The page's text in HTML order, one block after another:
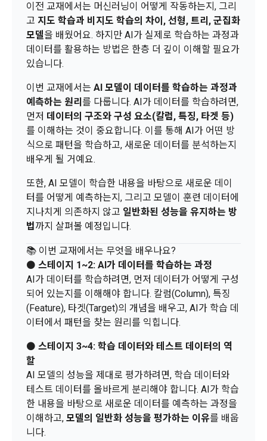
선정하는 제반 행위를 말한다.
7. “대회"라 함은 “기업회원”이 인력을 채용하거나 또는 솔루션
을 크라우드소싱하기 위하여 “회사"에 의뢰하는 경연대회 또는
해커톤, AI해커톤, AI경진대회 등을 말한다.
8. “교육”이라 함은 “회사”가  제공하는 교육컨텐츠를 포함한 온
라인/오프라인 교육서비스를 말한다.
9. "아이디"라 함은 회원의 식별과 회원의 서비스 이용을 위하여
"회원"이 가입 시 사용한 이메일 주소를 말한다.
10. "비밀번호"라 함은 "회사"의 서비스를 이용하려는 사람이 아
이디를 부여받은 자와 동일인임을 확인하고 "회원"의 권익을 보
호하기 위하여 "회원"이 선정한 문자와 숫자의 조합 또는 이와
한다.
제 3 조 (효력의 발생 및 변경)
생한다.
1. "회사"는 이 약관의 내용과 상호, 영업소 소재지, 대표자의 성
명, 사업자등록번호, 연락처 등을 "회원"이 알 수 있도록 초기 화
면에 게시하거나 기타의 방법으로 "회원"에게 공지해야 한다.
2. "회사"는 약관의규제등에관한법률, 전기통신기본법, 전기통
신사업법, 정보통신망이용촉진등에관한법률, 전자상거래 등에
자금융거래법, 전자서명법, 소비자기본법, 개인정보보호법 등
관련법을 위배하지 않는 범위에서 이 약관을 개정할 수 있다.
3. "회사"는 "서비스"에 대해 별도의 이용약관 또는 정책(이하
“별도약관”)을 둘 수 있으며, 그 내용이 이 약관과 충돌하는 경우
“별도약관”이 우선하여 적용된다.
4. “회사”의 영업상 중요한 사유 또는 관계 법령에 의한 변경사
2. 개인정보의 수집 및 이용목적
데이콘 주식회사(이하 “회사”)는 다음 목적을 위하여 개인정보
를 수집하고 있으며, 다음 목적 이외의 용도로는 수집한 개인정
보를 이용하지 않습니다.
1) 회원관리
회원제 서비스 이용에 따른 본인확인, 본인의 의사확인, 고객문
의에 대한 응답, 새로운 정보의 소개 및 고지사항 전달
2) 서비스 제공에 관한 계약 이행 및 서비스 제공에 따른 요금정
본인인증, 채용정보 매칭 및 컨텐츠 제공을 위한 개인식별, 회원
간의 상호 연락, 구매 및 요금 결제, 물품 및 증빙발송, 부정 이용
방지와 비인가 사용방지
3) 서비스 개발 및 마케팅ㆍ광고 활용
맞춤 서비스 제공, 서비스 안내 및 이용권유, 서비스 개선 및 신
규 서비스 개발을 위한 통계 및 접속빈도 파악, 통계학적 특성에
따른 광고, 이벤트 정보 및 참여기회 제공
를 위한 데이터 분석
3. 수집하는 개인정보 항목 및 수집방법
가. 수집하는 개인정보의 항목
1) 회원가입 시 수집하는 항목
2021.05.25
이전 교재에서는 머신러닝이 어떻게 작동하는지, 그리
고 지도 학습과 비지도 학습의 차이, 선형, 트리, 군집화
모델을 배웠어요. 하지만 AI가 실제로 학습하는 과정과
데이터를 활용하는 방법은 한층 더 깊이 이해할 필요가
있습니다.
이번 교재에서는 AI 모델이 데이터를 학습하는 과정과
예측하는 원리 를 다룹니다. AI가 데이터를 학습하려면,
먼저 데이터의 구조와 구성 요소(칼럼, 특징, 타겟 등)
를 이해하는 것이 중요합니다. 이를 통해 AI가 어떤 방
식으로 패턴을 학습하고, 새로운 데이터를 분석하는지
배우게 될 거예요.
또한, AI 모델이 학습한 내용을 바탕으로 새로운 데이
터를 어떻게 예측하는지, 그리고 모델이 훈련 데이터에
지나치게 의존하지 않고 일반화된 성능을 유지하는 방
법까지 살펴볼 예정입니다.
📚 이번 교재에서는 무엇을 배우나요?
⚫️ 스테이지 1~2: AI가 데이터를 학습하는 과정
AI가 데이터를 학습하려면, 먼저 데이터가 어떻게 구성
되어 있는지를 이해해야 합니다. 칼럼(Column), 특징
(Feature), 타겟(Target)의 개념을 배우고, AI가 학습 데
이터에서 패턴을 찾는 원리를 익힙니다.
⚫️ 스테이지 3~4: 학습 데이터와 테스트 데이터의 역
할
AI 모델의 성능을 제대로 평가하려면, 학습 데이터와
테스트 데이터를 올바르게 분리해야 합니다. AI가 학습
한 내용을 바탕으로 새로운 데이터를 예측하는 과정을
이해하고, 모델의 일반화 성능을 평가하는 이유를 배웁
니다.